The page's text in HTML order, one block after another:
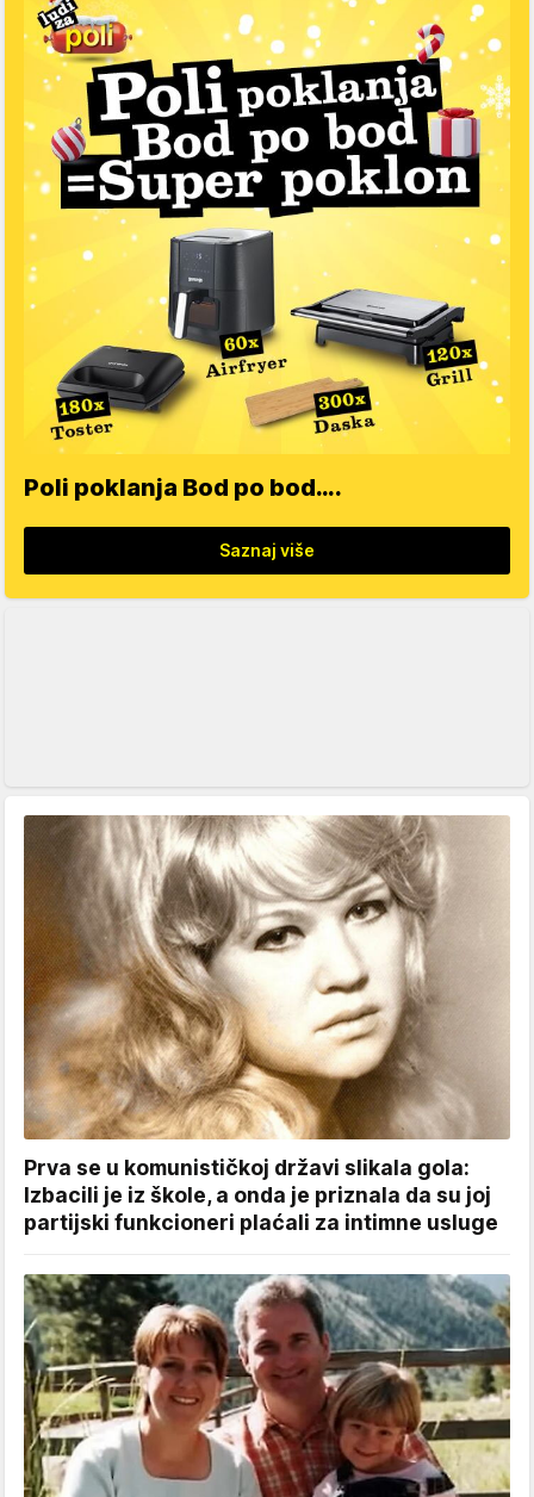
Poli poklanja Bod po bod….
Saznaj više
Prva se u komunističkoj državi slikala gola:
Izbacili je iz škole, a onda je priznala da su joj
partijski funkcioneri plaćali za intimne usluge